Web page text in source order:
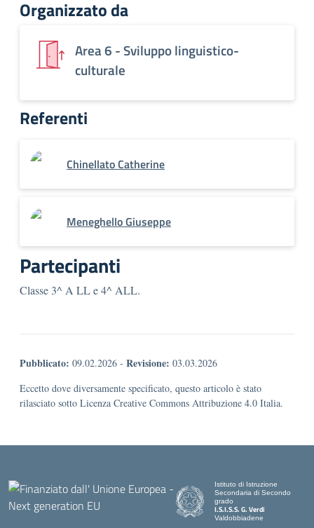
Organizzato da
Area 6 - Sviluppo linguistico-
culturale
Referenti
Chinellato Catherine
Meneghello Giuseppe
Partecipanti
Classe 3^ A LL e 4^ ALL.
Pubblicato: 09.02.2026 - Revisione: 03.03.2026
Eccetto dove diversamente specificato, questo articolo è stato
rilasciato sotto Licenza Creative Commons Attribuzione 4.0 Italia.
Istituto di Istruzione
Secondaria di Secondo
grado
I.S.I.S.S. G. Verdi
Valdobbiadene